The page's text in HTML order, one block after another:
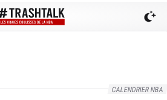
CALENDRIER NBA